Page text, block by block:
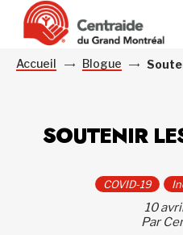
Accueil Blogue
SOUTENIR
COVID-19
10
Par